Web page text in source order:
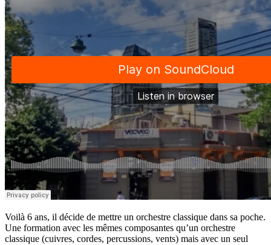
Voilà 6 ans, il décide de mettre un orchestre classique dans sa poche.
Une formation avec les mêmes composantes qu’un orchestre
classique (cuivres, cordes, percussions, vents) mais avec un seul